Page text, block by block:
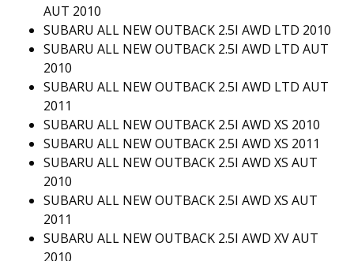
AUT 2010
SUBARU ALL NEW OUTBACK 2.5I AWD LTD 2010
SUBARU ALL NEW OUTBACK 2.5I AWD LTD AUT
2010
SUBARU ALL NEW OUTBACK 2.5I AWD LTD AUT
2011
SUBARU ALL NEW OUTBACK 2.5I AWD XS 2010
SUBARU ALL NEW OUTBACK 2.5I AWD XS 2011
SUBARU ALL NEW OUTBACK 2.5I AWD XS AUT
2010
SUBARU ALL NEW OUTBACK 2.5I AWD XS AUT
2011
SUBARU ALL NEW OUTBACK 2.5I AWD XV AUT
2010